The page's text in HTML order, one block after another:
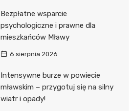
Bezpłatne wsparcie
psychologiczne i prawne dla
mieszkańców Mławy
6 sierpnia 2026
Intensywne burze w powiecie
mławskim – przygotuj się na silny
wiatr i opady!